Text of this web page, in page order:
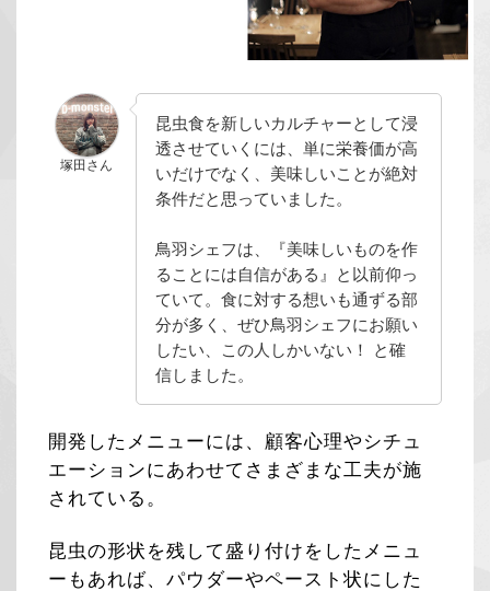
塚田さん
昆虫食を新しいカルチャーとして浸
透させていくには、単に栄養価が高
いだけでなく、美味しいことが絶対
条件だと思っていました。
鳥羽シェフは、『美味しいものを作
ることには自信がある』と以前仰っ
ていて。食に対する想いも通ずる部
分が多く、ぜひ鳥羽シェフにお願い
したい、この人しかいない！ と確
信しました。
開発したメニューには、顧客心理やシチュ
エーションにあわせてさまざまな工夫が施
されている。
昆虫の形状を残して盛り付けをしたメニュ
ーもあれば、パウダーやペースト状にした